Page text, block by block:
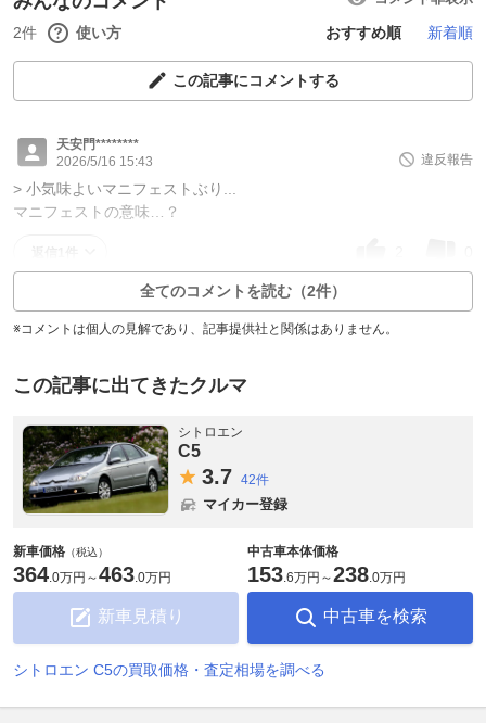
2件 使い方 おすすめ順 新着順
この記事にコメントする
天安門********
2026/5/16 15:43
違反報告
> 小気味よいマニフェストぶり...
マニフェストの意味…？
全てのコメントを読む（2件）
※コメントは個人の見解であり、記事提供社と関係はありません。
この記事に出てきたクルマ
シトロエン
C5
3.7 42件
マイカー登録
新車価格 （税込）
364.0万円 ～463.0万円
新車見積り
中古車本体価格
153.6万円 ～238.0万円
中古車を検索
シトロエン C5の買取価格・査定相場を調べる